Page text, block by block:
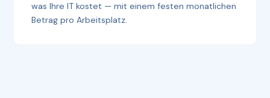
was Ihre IT kostet — mit einem festen monatlichen
Betrag pro Arbeitsplatz.